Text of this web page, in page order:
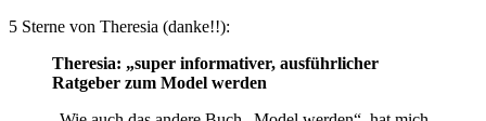
5 Sterne von Theresia (danke!!):
Theresia: „super informativer, ausführlicher
Ratgeber zum Model werden